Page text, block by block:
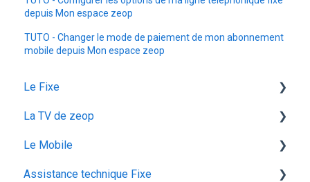
depuis Mon espace zeop
TUTO - Changer le mode de paiement de mon abonnement
mobile depuis Mon espace zeop
Le Fixe
Facturation
Les services
Gestion email
La TV de zeop
Les bouquets chaines en option
Plateforme streaming - SVOD
Le Mobile
configuration ios
Assistance technique Fixe